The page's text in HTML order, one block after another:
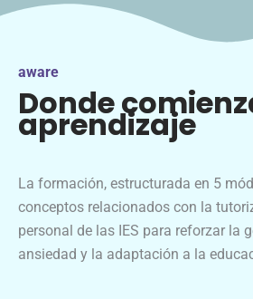
aware
Donde
aprendizaje
La formación, estructurada en 5
conceptos relacionados con la
personal de las IES para reforzar la
ansiedad y la adaptación a la